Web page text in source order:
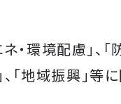
・環境配慮｣、｢
、｢地域振興｣等